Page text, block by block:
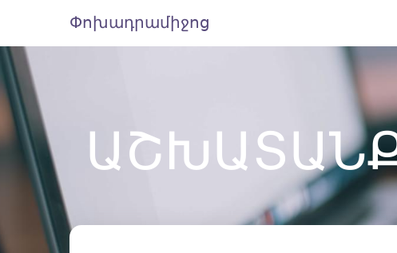
Փոխադրամիջոց